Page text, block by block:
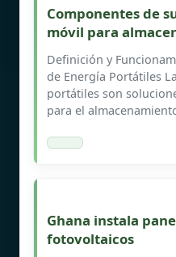
Componentes de
móvil para
Definición y
de Energía Portátiles
portátiles son
para el
Ghana instala
fotovoltaicos